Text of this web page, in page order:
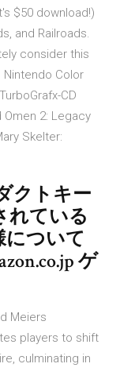
$50 download!)
and Railroads.
consider this
Nintendo Color
CD
Omen 2: Legacy
Skelter:
クトキー
れている
ついて
ゲ
Meiers
players to shift
culminating in